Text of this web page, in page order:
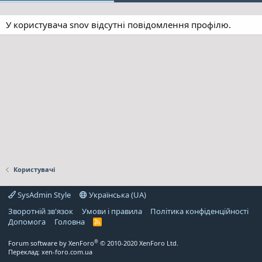
У користувача snov відсутні повідомлення профілю.
Користувачі
SysAdmin Style
Українська (UA)
Зворотній зв'язок
Умови і правила
Політика конфіденційності
Дoпoмoга
Головна
R
Forum software by XenForo® © 2010-2020 XenForo Ltd.
Переклад: xen-foro.com.ua